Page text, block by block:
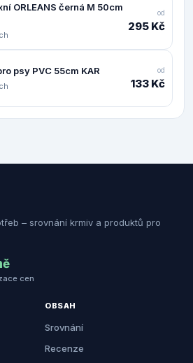
ORLEANS černá M 50cm
od
295 Kč
psy PVC 55cm KAR od
133 Kč
– srovnání krmiv a produktů pro
cen
OBSAH
Srovnání
Recenze